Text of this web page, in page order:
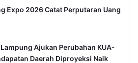
Expo 2026 Catat Perputaran Uang
Ajukan Perubahan KUA-
Daerah Diproyeksi Naik